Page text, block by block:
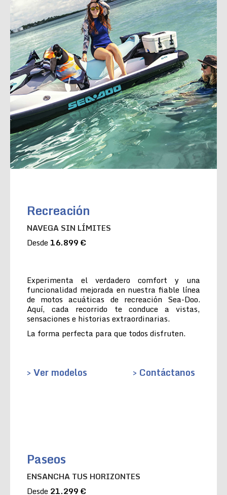
Recreación
NAVEGA SIN LÍMITES
Desde 16.899 €
Experimenta el verdadero comfort y una
funcionalidad mejorada en nuestra fiable línea
de motos acuáticas de recreación Sea-Doo.
Aquí, cada recorrido te conduce a vistas,
sensaciones e historias extraordinarias.
La forma perfecta para que todos disfruten.
> Ver modelos > Contáctanos
Paseos
ENSANCHA TUS HORIZONTES
Desde 21.299 €